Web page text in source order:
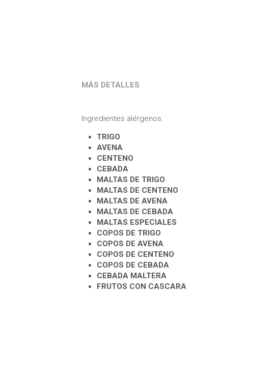
MÁS DETALLES
Ingredientes alérgenos:
TRIGO
AVENA
CENTENO
CEBADA
MALTAS DE TRIGO
MALTAS DE CENTENO
MALTAS DE AVENA
MALTAS DE CEBADA
MALTAS ESPECIALES
COPOS DE TRIGO
COPOS DE AVENA
COPOS DE CENTENO
COPOS DE CEBADA
CEBADA MALTERA
FRUTOS CON CASCARA